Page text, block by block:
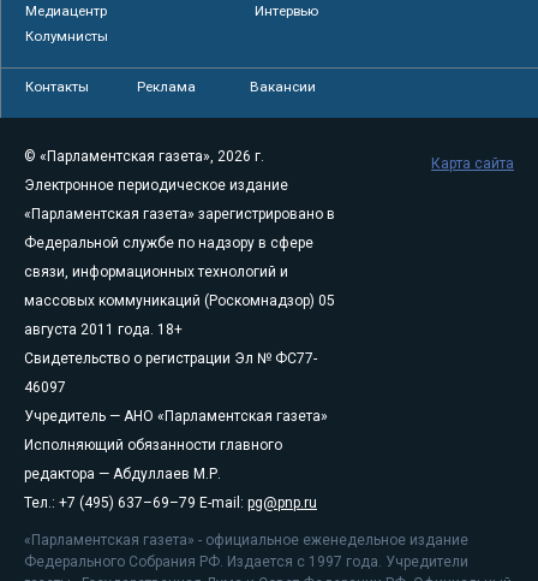
Медиацентр
Интервью
Колумнисты
Контакты Реклама Вакансии
© «Парламентская газета», 2026 г.
Электронное периодическое издание
«Парламентская газета» зарегистрировано в
Федеральной службе по надзору в сфере
связи, информационных технологий и
массовых коммуникаций (Роскомнадзор) 05
августа 2011 года. 18+
Свидетельство о регистрации Эл № ФС77-
46097
Учредитель — АНО «Парламентская газета»
Исполняющий обязанности главного
редактора — Абдуллаев М.Р.
Тел.: +7 (495) 637–69–79 E-mail: pg@pnp.ru
«Парламентская газета» - официальное еженедельное издание
Федерального Собрания РФ. Издается с 1997 года. Учредители
Карта сайта